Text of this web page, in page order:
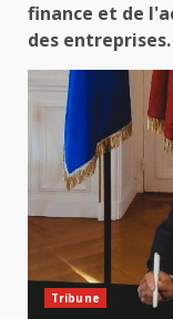
finance et de
des entreprises.
Tribune